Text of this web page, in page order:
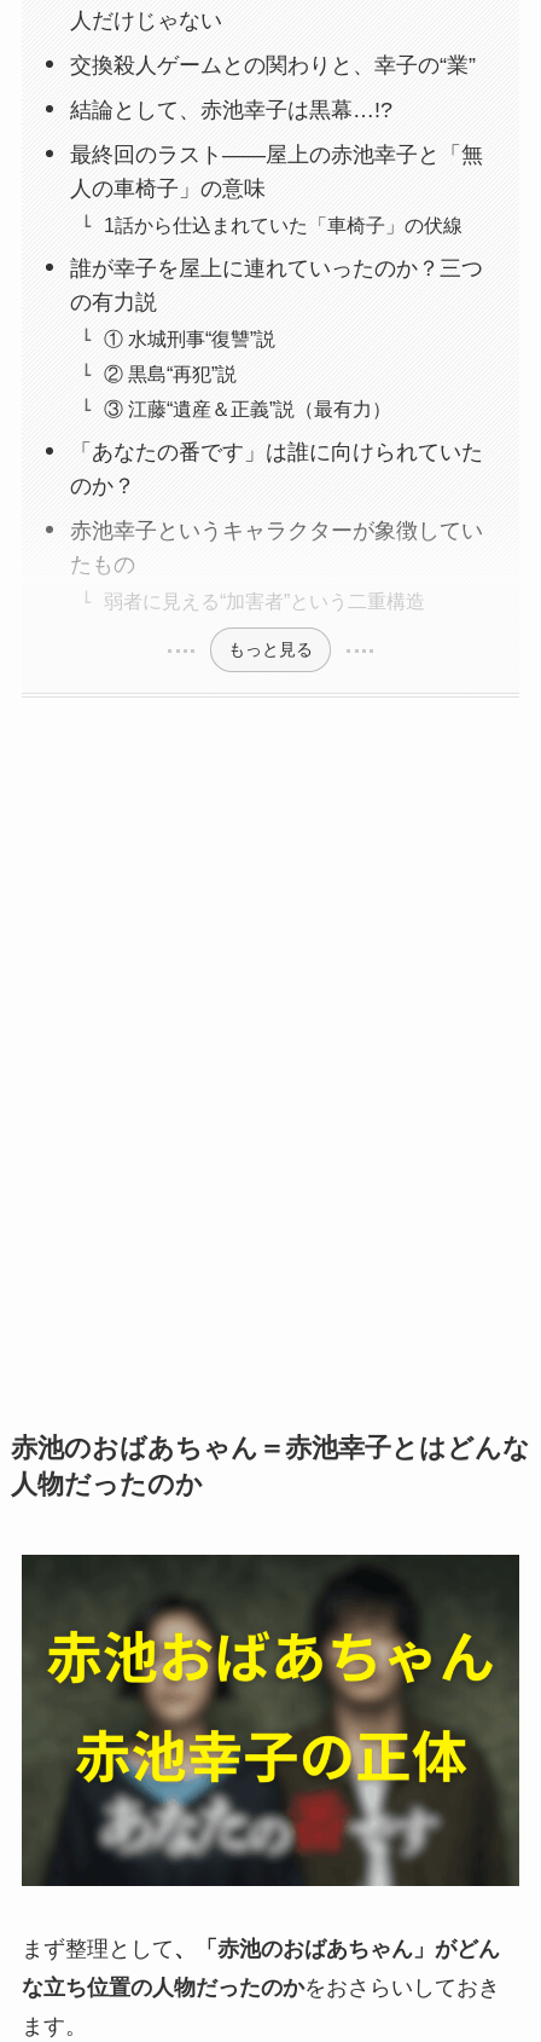
人だけじゃない
交換殺人ゲームとの関わりと、幸子の“業”
結論として、赤池幸子は黒幕…!?
最終回のラスト――屋上の赤池幸子と「無
人の車椅子」の意味
1話から仕込まれていた「車椅子」の伏線
誰が幸子を屋上に連れていったのか？三つ
の有力説
① 水城刑事“復讐”説
② 黒島“再犯”説
③ 江藤“遺産＆正義”説（最有力）
「あなたの番です」は誰に向けられていた
のか？
赤池幸子というキャラクターが象徴してい
たもの
弱者に見える“加害者”という二重構造
もっと見る
赤池のおばあちゃん＝赤池幸子とはどんな
人物だったのか
まず整理として 、「赤池のおばあちゃん」がどん
な立ち位置の人物だったのかをおさらいしておき
ます。